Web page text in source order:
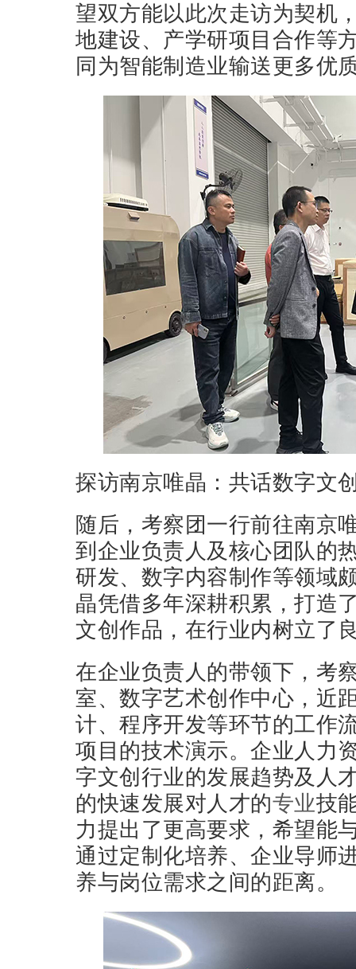
望双方能以此次走访为契机
地建设、产学研项目合作等
同为智能制造业输送更多优
探访南京唯晶：共话数字文
随后，考察团一行前往南京
到企业负责人及核心团队的
研发、数字内容制作等领域
晶凭借多年深耕积累，打造
文创作品，在行业内树立了
在企业负责人的带领下，考
室、数字艺术创作中心，近
计、程序开发等环节的工作
项目的技术演示。企业人力
字文创行业的发展趋势及人
的快速发展对人才的专业技
力提出了更高要求，希望能
通过定制化培养、企业导师
养与岗位需求之间的距离。